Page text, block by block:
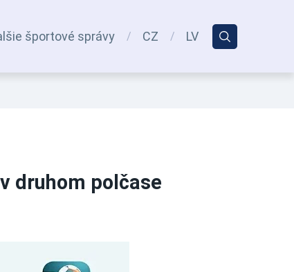
športové správy CZ LV
druhom polčase